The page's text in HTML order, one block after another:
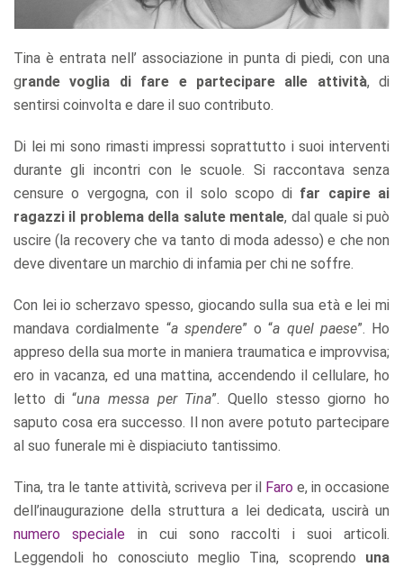
Tina è entrata nell’ associazione in punta di piedi, con una
grande voglia di fare e partecipare alle attività, di
sentirsi coinvolta e dare il suo contributo.
Di lei mi sono rimasti impressi soprattutto i suoi interventi
durante gli incontri con le scuole. Si raccontava senza
censure o vergogna, con il solo scopo di far capire ai
ragazzi il problema della salute mentale, dal quale si può
uscire (la recovery che va tanto di moda adesso) e che non
deve diventare un marchio di infamia per chi ne soffre.
Con lei io scherzavo spesso, giocando sulla sua età e lei mi
mandava cordialmente “a spendere” o “a quel paese”. Ho
appreso della sua morte in maniera traumatica e improvvisa;
ero in vacanza, ed una mattina, accendendo il cellulare, ho
letto di “una messa per Tina”. Quello stesso giorno ho
saputo cosa era successo. Il non avere potuto partecipare
al suo funerale mi è dispiaciuto tantissimo.
Tina, tra le tante attività, scriveva per il Faro e, in occasione
dell’inaugurazione della struttura a lei dedicata, uscirà un
numero speciale in cui sono raccolti i suoi articoli.
Leggendoli ho conosciuto meglio Tina, scoprendo una